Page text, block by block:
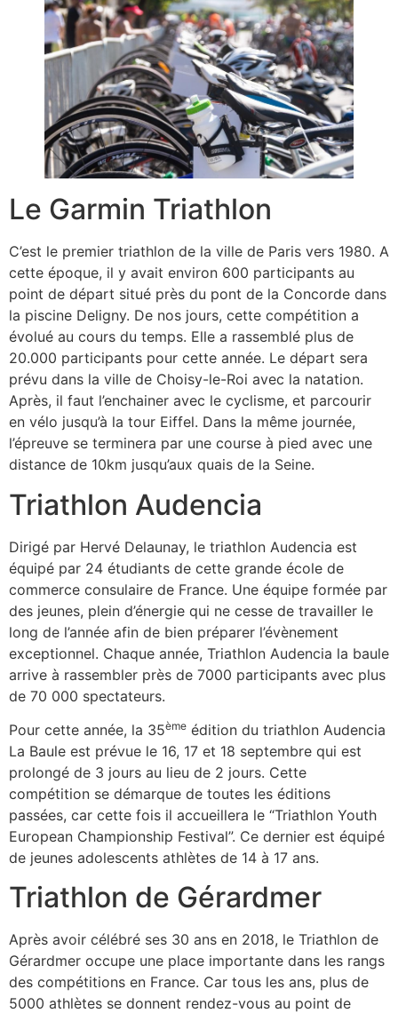
Le Garmin Triathlon
C’est le premier triathlon de la ville de Paris vers 1980. A
cette époque, il y avait environ 600 participants au
point de départ situé près du pont de la Concorde dans
la piscine Deligny. De nos jours, cette compétition a
évolué au cours du temps. Elle a rassemblé plus de
20.000 participants pour cette année. Le départ sera
prévu dans la ville de Choisy-le-Roi avec la natation.
Après, il faut l’enchainer avec le cyclisme, et parcourir
en vélo jusqu’à la tour Eiffel. Dans la même journée,
l’épreuve se terminera par une course à pied avec une
distance de 10km jusqu’aux quais de la Seine.
Triathlon Audencia
Dirigé par Hervé Delaunay, le triathlon Audencia est
équipé par 24 étudiants de cette grande école de
commerce consulaire de France. Une équipe formée par
des jeunes, plein d’énergie qui ne cesse de travailler le
long de l’année afin de bien préparer l’évènement
exceptionnel. Chaque année, Triathlon Audencia la baule
arrive à rassembler près de 7000 participants avec plus
de 70 000 spectateurs.
Pour cette année, la 35ème édition du triathlon Audencia
La Baule est prévue le 16, 17 et 18 septembre qui est
prolongé de 3 jours au lieu de 2 jours. Cette
compétition se démarque de toutes les éditions
passées, car cette fois il accueillera le “Triathlon Youth
European Championship Festival”. Ce dernier est équipé
de jeunes adolescents athlètes de 14 à 17 ans.
Triathlon de Gérardmer
Après avoir célébré ses 30 ans en 2018, le Triathlon de
Gérardmer occupe une place importante dans les rangs
des compétitions en France. Car tous les ans, plus de
5000 athlètes se donnent rendez-vous au point de